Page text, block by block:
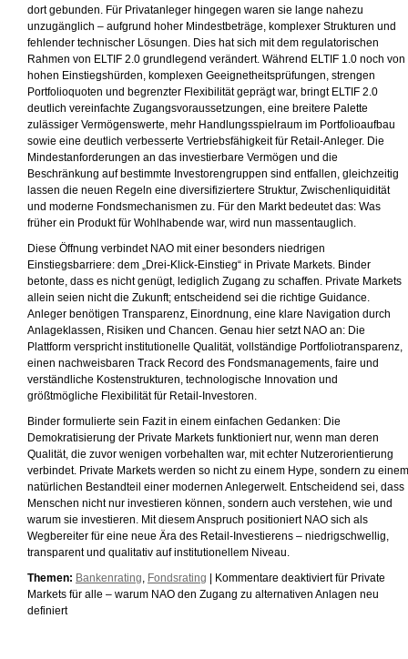
dort gebunden. Für Privatanleger hingegen waren sie lange nahezu
unzugänglich – aufgrund hoher Mindestbeträge, komplexer Strukturen und
fehlender technischer Lösungen. Dies hat sich mit dem regulatorischen
Rahmen von ELTIF 2.0 grundlegend verändert. Während ELTIF 1.0 noch von
hohen Einstiegshürden, komplexen Geeignetheitsprüfungen, strengen
Portfolioquoten und begrenzter Flexibilität geprägt war, bringt ELTIF 2.0
deutlich vereinfachte Zugangsvoraussetzungen, eine breitere Palette
zulässiger Vermögenswerte, mehr Handlungsspielraum im Portfolioaufbau
sowie eine deutlich verbesserte Vertriebsfähigkeit für Retail-Anleger. Die
Mindestanforderungen an das investierbare Vermögen und die
Beschränkung auf bestimmte Investorengruppen sind entfallen, gleichzeitig
lassen die neuen Regeln eine diversifiziertere Struktur, Zwischenliquidität
und moderne Fondsmechanismen zu. Für den Markt bedeutet das: Was
früher ein Produkt für Wohlhabende war, wird nun massentauglich.
Diese Öffnung verbindet NAO mit einer besonders niedrigen
Einstiegsbarriere: dem „Drei-Klick-Einstieg“ in Private Markets. Binder
betonte, dass es nicht genügt, lediglich Zugang zu schaffen. Private Markets
allein seien nicht die Zukunft; entscheidend sei die richtige Guidance.
Anleger benötigen Transparenz, Einordnung, eine klare Navigation durch
Anlageklassen, Risiken und Chancen. Genau hier setzt NAO an: Die
Plattform verspricht institutionelle Qualität, vollständige Portfoliotransparenz,
einen nachweisbaren Track Record des Fondsmanagements, faire und
verständliche Kostenstrukturen, technologische Innovation und
größtmögliche Flexibilität für Retail-Investoren.
Binder formulierte sein Fazit in einem einfachen Gedanken: Die
Demokratisierung der Private Markets funktioniert nur, wenn man deren
Qualität, die zuvor wenigen vorbehalten war, mit echter Nutzerorientierung
verbindet. Private Markets werden so nicht zu einem Hype, sondern zu einem
natürlichen Bestandteil einer modernen Anlegerwelt. Entscheidend sei, dass
Menschen nicht nur investieren können, sondern auch verstehen, wie und
warum sie investieren. Mit diesem Anspruch positioniert NAO sich als
Wegbereiter für eine neue Ära des Retail-Investierens – niedrigschwellig,
transparent und qualitativ auf institutionellem Niveau.
Themen: Bankenrating Fondsrating Kommentare deaktiviertfür Private
Markets für alle – warum NAO den Zugang zu alternativen Anlagen neu
definiert